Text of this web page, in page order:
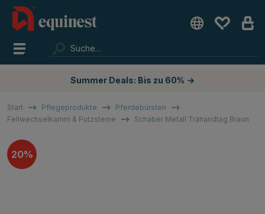
Summer Deals: Bis zu 60% →
Start Pflegeprodukte
Pferdebürsten
Fellwechselkamm & Putzsteine
Schaber Metall Trähandtag Braun
20